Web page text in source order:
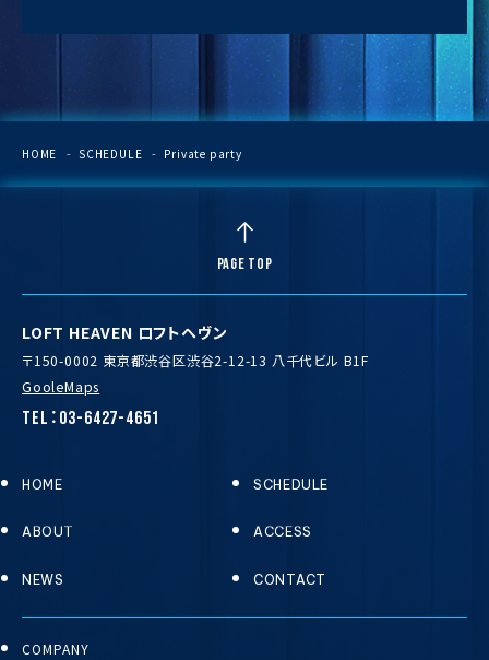
HOME SCHEDULE Private party
LOFT HEAVEN ロフトヘヴン
〒150-0002 東京都渋谷区渋谷2-12-13 八千代ビル B1F
GooleMaps
TEL：03-6427-4651
HOME SCHEDULE
ABOUT ACCESS
NEWS CONTACT
COMPANY
PAGE TOP